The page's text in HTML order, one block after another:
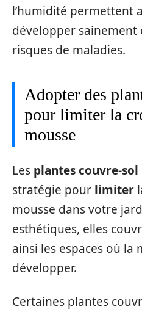
l’humidité permettent
développer sainement
risques de maladies.
Adopter des
pour limiter la
mousse
Les plantes couvre-sol
stratégie pour limiter
mousse dans votre
esthétiques, elles
ainsi les espaces où la
développer.
Certaines plantes